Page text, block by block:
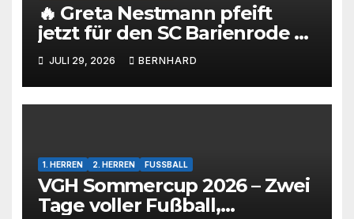
🔥 Greta Nestmann pfeift
jetzt für den SC Barienrode –
unsere jüngste
Schiedsrichterin hat die
Prüfung bestanden! 💙🤍⚽
JULI 29, 2026 BERNHARD
1. HERREN 2. HERREN FUSSBALL
VGH Sommercup 2026 – Zwei
Tage voller Fußball,